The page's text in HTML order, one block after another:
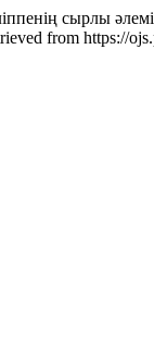
сырлы
from https://